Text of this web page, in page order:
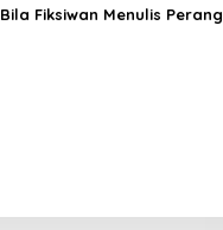
Bila Fiksiwan Menulis Perang